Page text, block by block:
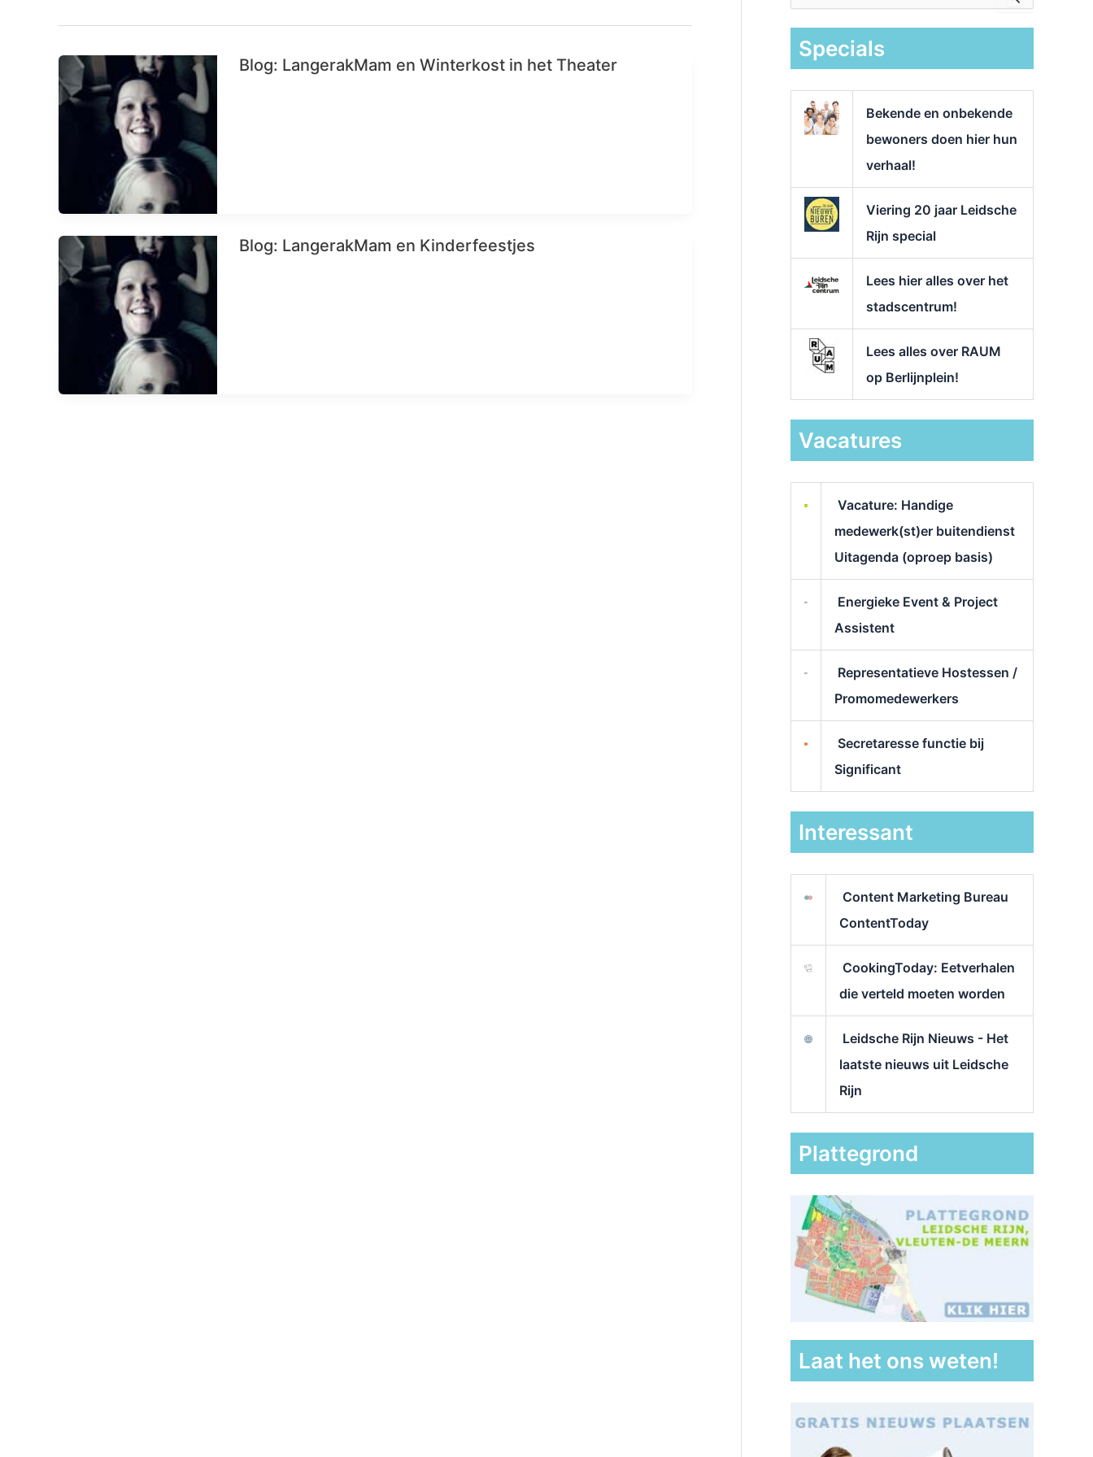
Blog: LangerakMam en Winterkost in het Theater
Blog: LangerakMam en Kinderfeestjes
k
Specials
Bekende en onbekende
bewoners doen hier hun
verhaal!
Viering 20 jaar Leidsche
Rijn special
Lees hier alles over het
stadscentrum!
Lees alles over RAUM
op Berlijnplein!
Vacatures
Vacature: Handige
medewerk(st)er buitendienst
Uitagenda (oproep basis)
Energieke Event & Project
Assistent
Representatieve Hostessen /
Promomedewerkers
Secretaresse functie bij
Significant
Interessant
Content Marketing Bureau
ContentToday
CookingToday: Eetverhalen
die verteld moeten worden
Leidsche Rijn Nieuws - Het
laatste nieuws uit Leidsche
Rijn
Plattegrond
Laat het ons weten!